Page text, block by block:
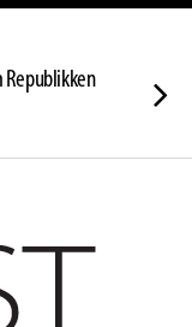
Republikken